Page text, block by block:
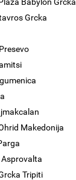
Grcka
Makedonija
Tripiti